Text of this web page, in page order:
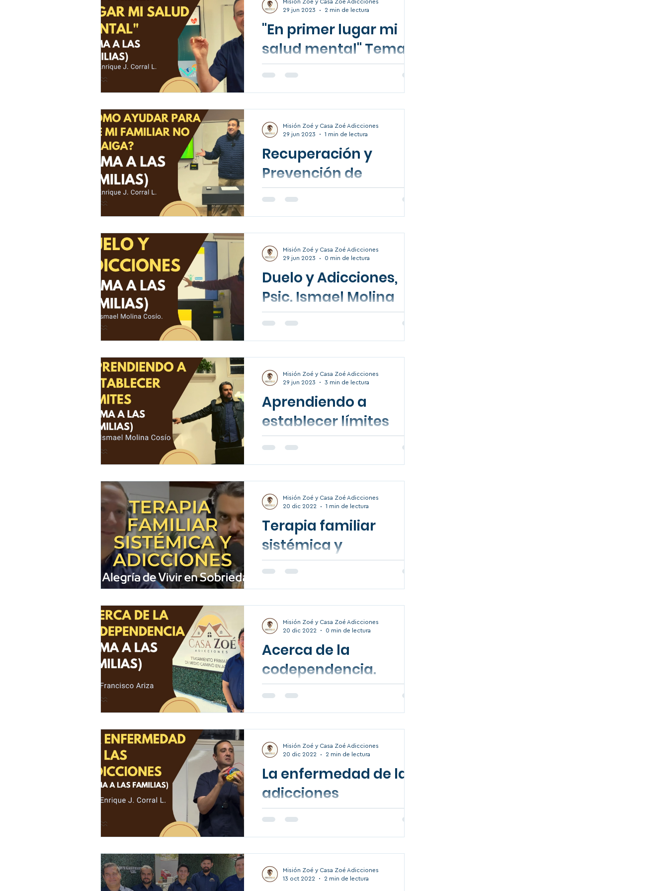
rehabilitación o...
"En primer lugar mi
salud mental" Tema a
las familias. Centro de
Tratamiento en
Adicciones Casa Zoé.
tratamiento en...
Misión Zoé y Casa Zoé Adicciones
29 jun 2023
2 min de lectura
Recuperación y
Prevención de
Recaídas ¿Cómo
puedo ayudar a mi
familiar? Psic. Enrique
Corral
www.misionzoe.com 646-2-05-63-87 “La
alegría de vivir en...
Misión Zoé y Casa Zoé Adicciones
29 jun 2023
1 min de lectura
Duelo y Adicciones,
Psic. Ismael Molina
Cosío. Platica familiar
en Centro de
Rehabilitación.
Misión Zoé y Casa Zoé Adicciones
29 jun 2023
0 min de lectura
Aprendiendo a
establecer límites
establecer límites de manera general en
Misión Zoé y Casa Zoé Adicciones
29 jun 2023
3 min de lectura
Terapia familiar
sistémica y
adicciones. Invitado:
Psic. Ismael Molina
Cosío. (Maestro).
Tuvimos como...
Misión Zoé y Casa Zoé Adicciones
20 dic 2022
1 min de lectura
Acerca de la
codependencia.
Misión Zoé y Casa Zoé Adicciones
20 dic 2022
0 min de lectura
La enfermedad de las
adicciones
encuentran recibiendo un tratamiento de
Misión Zoé y Casa Zoé Adicciones
20 dic 2022
2 min de lectura
Misión Zoé y Casa Zoé Adicciones
13 oct 2022
2 min de lectura